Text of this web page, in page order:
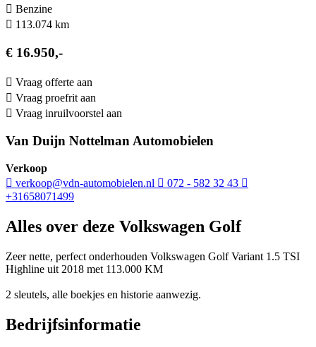
Benzine
113.074 km
€ 16.950,-
Vraag offerte aan
Vraag proefrit aan
Vraag inruilvoorstel aan
Van Duijn Nottelman Automobielen
Verkoop
verkoop@vdn-automobielen.nl
072 - 582 32 43
+31658071499
Alles over deze Volkswagen Golf
Zeer nette, perfect onderhouden Volkswagen Golf Variant 1.5 TSI
Highline uit 2018 met 113.000 KM
2 sleutels, alle boekjes en historie aanwezig.
Bedrijfsinformatie